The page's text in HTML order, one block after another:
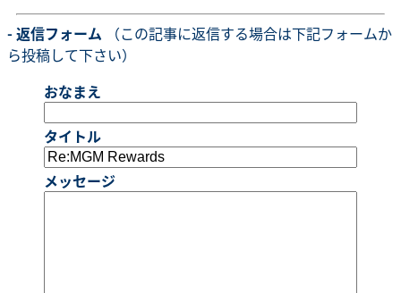
- 返信フォーム （この記事に返信する場合は下記フォームか
ら投稿して下さい）
おなまえ
タイトル
メッセージ